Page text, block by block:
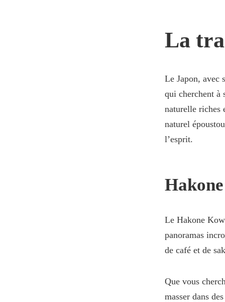
La
Le Japon, avec
qui cherchent à
naturelle riches
naturel
l’esprit.
Le Hakone
panoramas
de café et de
Que vous
masser dans